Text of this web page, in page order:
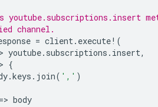
channel.
= client. execute! (
> youtube. subscriptions . insert,
> {
.keys . join( ',' )
=> body